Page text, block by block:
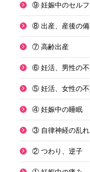
⑨ 妊娠中のセルフ
⑧ 出産、産後の備
⑦ 高齢出産
⑥ 妊活、男性の
⑤ 妊活、女性の
④ 妊娠中の睡眠
③ 自律神経の乱れ
② つわり、逆子